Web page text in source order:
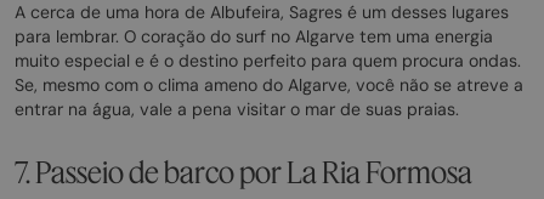
A cerca de uma hora de Albufeira, Sagres é um desses lugares
para lembrar. O coração do surf no Algarve tem uma energia
muito especial e é o destino perfeito para quem procura ondas.
Se, mesmo com o clima ameno do Algarve, você não se atreve a
entrar na água, vale a pena visitar o mar de suas praias.
7. Passeio de barco por La Ria Formosa